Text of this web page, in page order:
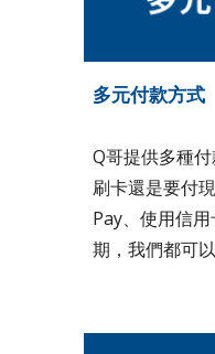
多元付款方式
Q哥提供多種
刷卡還是要付
Pay、使用信
期，我們都可以